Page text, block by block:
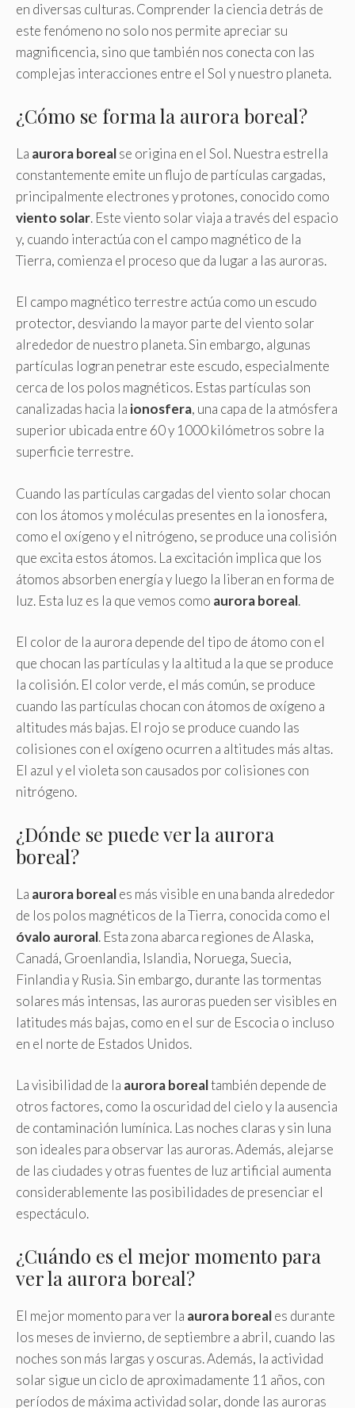
en diversas culturas. Comprender la ciencia detrás de
este fenómeno no solo nos permite apreciar su
magnificencia, sino que también nos conecta con las
complejas interacciones entre el Sol y nuestro planeta.
¿Cómo se forma la aurora boreal?
La aurora borealse origina en el Sol. Nuestra estrella
constantemente emite un flujo de partículas cargadas,
principalmente electrones y protones, conocido como
viento solar. Este viento solar viaja a través del espacio
y, cuando interactúa con el campo magnético de la
Tierra, comienza el proceso que da lugar a las auroras.
El campo magnético terrestre actúa como un escudo
protector, desviando la mayor parte del viento solar
alrededor de nuestro planeta. Sin embargo, algunas
partículas logran penetrar este escudo, especialmente
cerca de los polos magnéticos. Estas partículas son
canalizadas hacia la ionosfera, una capa de la atmósfera
superior ubicada entre 60 y 1000 kilómetros sobre la
superficie terrestre.
Cuando las partículas cargadas del viento solar chocan
con los átomos y moléculas presentes en la ionosfera,
como el oxígeno y el nitrógeno, se produce una colisión
que excita estos átomos. La excitación implica que los
átomos absorben energía y luego la liberan en forma de
luz. Esta luz es la que vemos como aurora boreal.
El color de la aurora depende del tipo de átomo con el
que chocan las partículas y la altitud a la que se produce
la colisión. El color verde, el más común, se produce
cuando las partículas chocan con átomos de oxígeno a
altitudes más bajas. El rojo se produce cuando las
colisiones con el oxígeno ocurren a altitudes más altas.
El azul y el violeta son causados por colisiones con
nitrógeno.
¿Dónde se puede ver la aurora
boreal?
La aurora boreales más visible en una banda alrededor
de los polos magnéticos de la Tierra, conocida como el
óvalo auroral. Esta zona abarca regiones de Alaska,
Canadá, Groenlandia, Islandia, Noruega, Suecia,
Finlandia y Rusia. Sin embargo, durante las tormentas
solares más intensas, las auroras pueden ser visibles en
latitudes más bajas, como en el sur de Escocia o incluso
en el norte de Estados Unidos.
La visibilidad de la aurora borealtambién depende de
otros factores, como la oscuridad del cielo y la ausencia
de contaminación lumínica. Las noches claras y sin luna
son ideales para observar las auroras. Además, alejarse
de las ciudades y otras fuentes de luz artificial aumenta
considerablemente las posibilidades de presenciar el
espectáculo.
¿Cuándo es el mejor momento para
ver la aurora boreal?
El mejor momento para ver la aurora boreales durante
los meses de invierno, de septiembre a abril, cuando las
noches son más largas y oscuras. Además, la actividad
solar sigue un ciclo de aproximadamente 11 años, con
períodos de máxima actividad solar, donde las auroras